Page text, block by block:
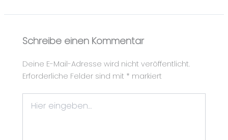
Schreibe einen Kommentar
Deine E-Mail-Adresse wird nicht veröffentlicht.
Erforderliche Felder sind mit * markiert
eingeben…